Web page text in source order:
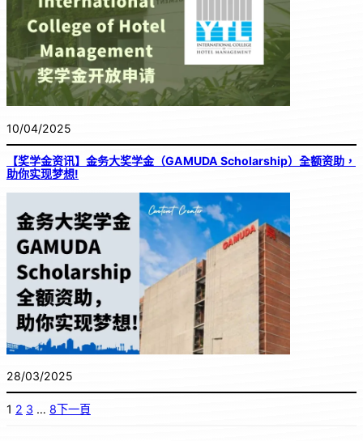
10/04/2025
【奖学金资讯】金务大奖学金（GAMUDA Scholarship）全额资助，
助你实现梦想!
28/03/2025
1 2 3 … 8下一頁